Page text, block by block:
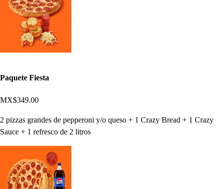
Paquete Fiesta
MX$349.00
2 pizzas grandes de pepperoni y/o queso + 1 Crazy Bread + 1 Crazy
Sauce + 1 refresco de 2 litros